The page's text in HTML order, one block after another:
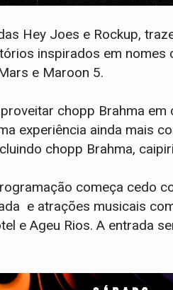
Hey Joes e Rockup,
inspirados em nomes
e Maroon 5.
chopp Brahma
experiência ainda mais
chopp Brahma,
começa cedo
e atrações musicais
e Ageu Rios. A entrada